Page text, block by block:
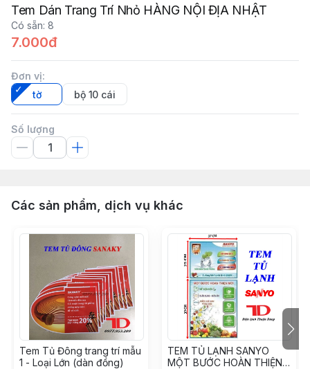
Tem Dán Trang Trí Nhỏ HÀNG NỘI ĐỊA NHẬT
Có sẵn: 8
7.000đ
Đơn vị:
tờ
bộ 10 cái
Số lượng
Các sản phẩm, dịch vụ khác
Tem Tủ Đông trang trí mẫu
1 - Loại Lớn (dàn đồng)
TEM TỦ LẠNH SANYO
MỘT BƯỚC HOÀN THIỆN